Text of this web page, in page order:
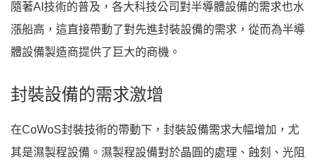
隨著AI技術的普及，各大科技公司對半導體設備的需求也水
漲船高，這直接帶動了對先進封裝設備的需求，從而為半導
體設備製造商提供了巨大的商機。
封裝設備的需求激增
在CoWoS封裝技術的帶動下，封裝設備需求大幅增加，尤
其是濕製程設備。濕製程設備對於晶圓的處理、蝕刻、光阻